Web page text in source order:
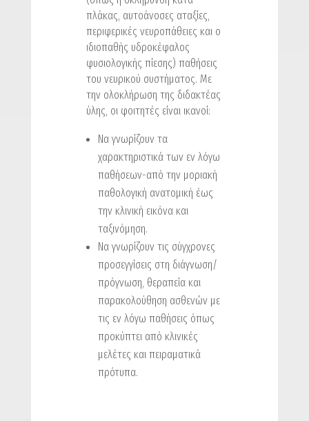
πλάκας, αυτοάνοσες αταξίες,
περιφερικές νευροπάθειες και ο
ιδιοπαθής υδροκέφαλος
φυσιολογικής πίεσης) παθήσεις
του νευρικού συστήματος. Με
την ολοκλήρωση της διδακτέας
ύλης, οι φοιτητές είναι ικανοί:
Να γνωρίζουν τα
χαρακτηριστικά των εν λόγω
παθήσεων-από την μοριακή
παθολογική ανατομική έως
την κλινική εικόνα και
ταξινόμηση.
Να γνωρίζουν τις σύγχρονες
προσεγγίσεις στη διάγνωση/
πρόγνωση, θεραπεία και
παρακολούθηση ασθενών με
τις εν λόγω παθήσεις όπως
προκύπτει από κλινικές
μελέτες και πειραματικά
πρότυπα.